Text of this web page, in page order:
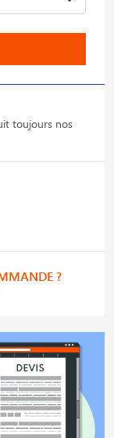
toujours nos
?